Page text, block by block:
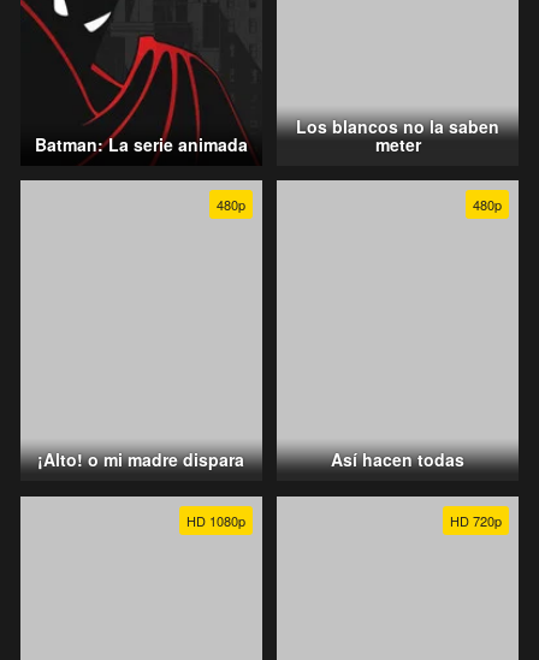
Batman: La serie animada
Los blancos no la saben
meter
480p
¡Alto! o mi madre dispara
480p
Así hacen todas
HD 1080p HD 720p